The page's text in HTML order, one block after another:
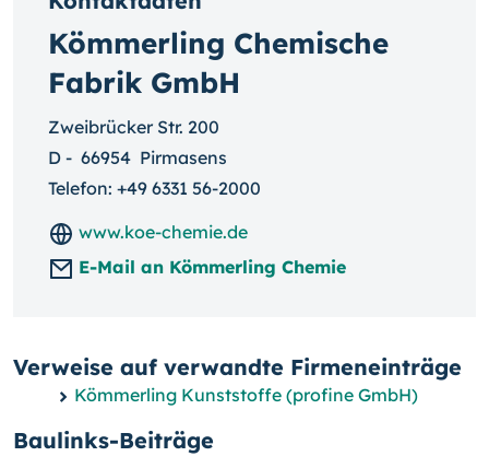
Kömmerling Chemische
Fabrik GmbH
Zweibrücker Str. 200
D - 66954 Pirmasens
Telefon: +49 6331 56-2000
www.koe-chemie.de
E-Mail an Kömmerling Chemie
Verweise auf verwandte Firmeneinträge
Kömmerling Kunststoffe (profine GmbH)
Baulinks-Beiträge